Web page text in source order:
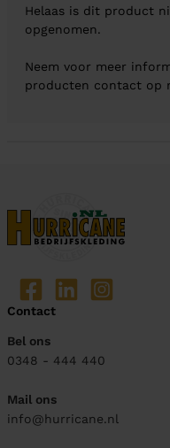
Helaas is dit product
opgenomen.
Neem voor meer
producten contact op
Contact
Bel ons
0348 - 444 440
Mail ons
info@hurricane.nl